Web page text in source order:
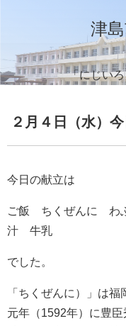
津
「にじい
２月４日（水）
今日の献立は
ご飯 ちくぜんに わ
汁 牛乳
でした。
「ちくぜんに）」は
元年（1592年）に豊